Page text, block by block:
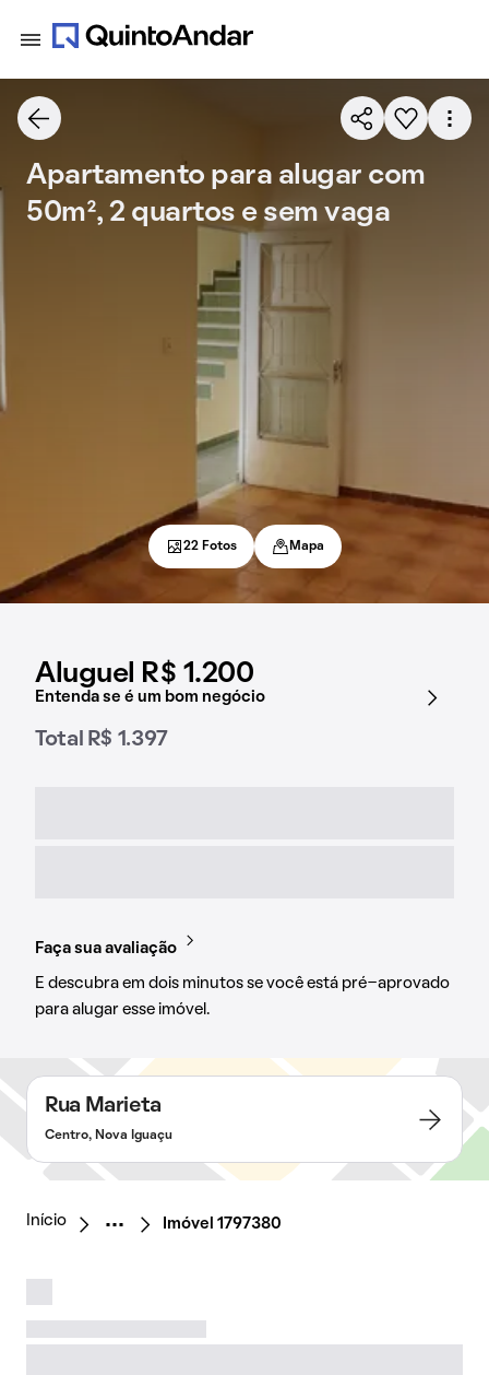
Aluguel R$ 1.200
Entenda se é um bom negócio
Total R$ 1.397
Faça sua avaliação
E descubra em dois minutos se você está pré-aprovado
para alugar esse imóvel.
Apartamento para alugar com
50m², 2 quartos e sem vaga
22 Fotos Mapa
Rua Marieta
Centro, Nova Iguaçu
Início Imóvel 1797380